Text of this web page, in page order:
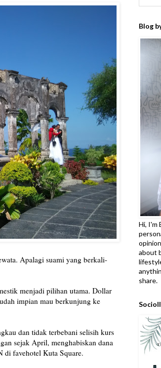
Apalagi suami yang berkali-
menjadi pilihan utama. Dollar
impian mau berkunjung ke
dan tidak terbebani selisih kurs
sejak April, menghabiskan dana
di favehotel Kuta Square.
Blog
Hi, I'm
about
share.